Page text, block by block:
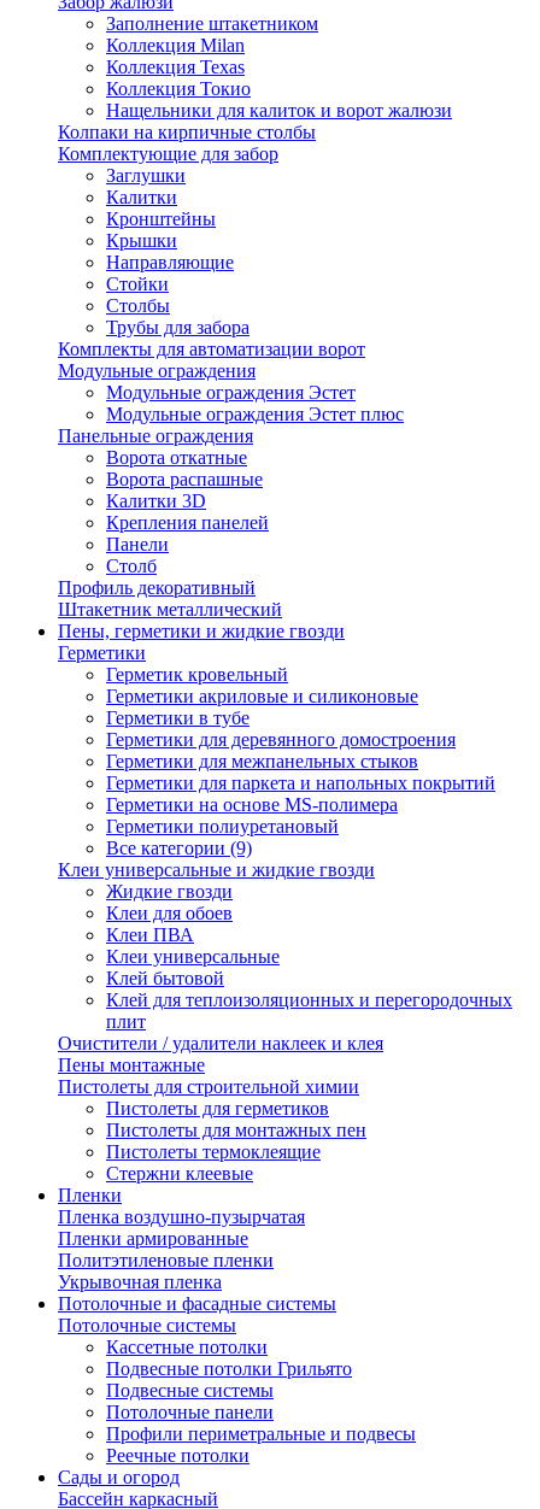
Заполнение штакетником
Коллекция Milan
Коллекция Texas
Коллекция Токио
Нащельники для калиток и ворот жалюзи
Колпаки на кирпичные столбы
Комплектующие для забор
Заглушки
Калитки
Кронштейны
Крышки
Направляющие
Стойки
Столбы
Трубы для забора
Комплекты для автоматизации ворот
Модульные ограждения
Модульные ограждения Эстет
Модульные ограждения Эстет плюс
Панельные ограждения
Ворота откатные
Ворота распашные
Калитки 3D
Крепления панелей
Панели
Столб
Профиль декоративный
Штакетник металлический
Пены, герметики и жидкие гвозди
Герметики
Герметик кровельный
Герметики акриловые и силиконовые
Герметики в тубе
Герметики для деревянного домостроения
Герметики для межпанельных стыков
Герметики для паркета и напольных покрытий
Герметики на основе MS-полимера
Герметики полиуретановый
Все категории (9)
Клеи универсальные и жидкие гвозди
Жидкие гвозди
Клеи для обоев
Клеи ПВА
Клеи универсальные
Клей бытовой
Клей для теплоизоляционных и перегородочных
плит
Очистители / удалители наклеек и клея
Пены монтажные
Пистолеты для строительной химии
Пистолеты для герметиков
Пистолеты для монтажных пен
Пистолеты термоклеящие
Стержни клеевые
Пленки
Пленка воздушно-пузырчатая
Пленки армированные
Политэтиленовые пленки
Укрывочная пленка
Потолочные и фасадные системы
Потолочные системы
Кассетные потолки
Подвесные потолки Грильято
Подвесные системы
Потолочные панели
Профили периметральные и подвесы
Реечные потолки
Сады и огород
Бассейн каркасный